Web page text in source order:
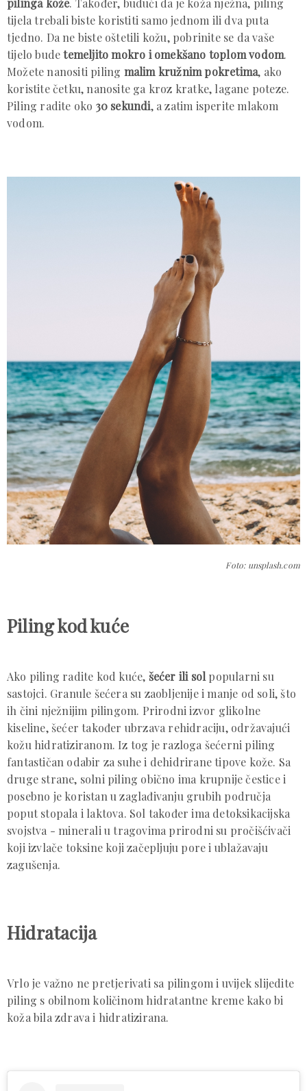
pilinga kože. Također, budući da je koža nježna, piling
tijela trebali biste koristiti samo jednom ili dva puta
tjedno. Da ne biste oštetili kožu, pobrinite se da vaše
tijelo budetemeljito mokro i omekšano toplom vodom.
Možete nanositi piling malim kružnim pokretima, ako
koristite četku, nanosite ga kroz kratke, lagane poteze.
Piling radite oko 30 sekundi, a zatim isperite mlakom
vodom.
Foto: unsplash.com
Piling kod kuće
Ako piling radite kod kuće, šećer ili solpopularni su
sastojci. Granule šećera su zaobljenije i manje od soli, što
ih čini nježnijim pilingom. Prirodni izvor glikolne
kiseline, šećer također ubrzava rehidraciju, održavajući
kožu hidratiziranom. Iz tog je razloga šećerni piling
fantastičan odabir za suhe i dehidrirane tipove kože. Sa
druge strane, solni piling obično ima krupnije čestice i
posebno je koristan u zaglađivanju grubih područja
poput stopala i laktova. Sol također ima detoksikacijska
svojstva - minerali u tragovima prirodni su pročišćivači
koji izvlače toksine koji začepljuju pore i ublažavaju
zagušenja.
Hidratacija
Vrlo je važno ne pretjerivati ​​sa pilingom i uvijek slijedite
piling s obilnom količinom hidratantne kreme kako bi
koža bila zdrava i hidratizirana.